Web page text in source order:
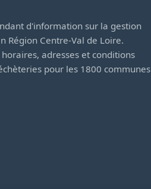
d'information sur la gestion
Région Centre-Val de Loire.
adresses et conditions
pour les 1800 communes